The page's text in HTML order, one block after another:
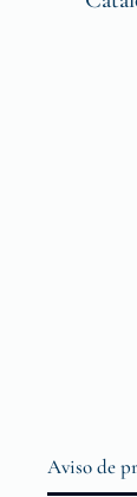
Aviso de